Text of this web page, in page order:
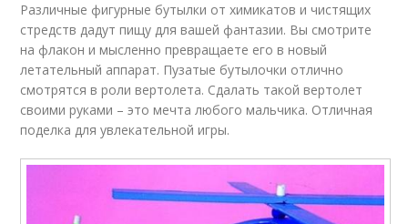
Различные фигурные бутылки от химикатов и чистящих
стредств дадут пищу для вашей фантазии. Вы смотрите
на флакон и мысленно превращаете его в новый
летательный аппарат. Пузатые бутылочки отлично
смотрятся в роли вертолета. Сдалать такой вертолет
своими руками – это мечта любого мальчика. Отличная
поделка для увлекательной игры.